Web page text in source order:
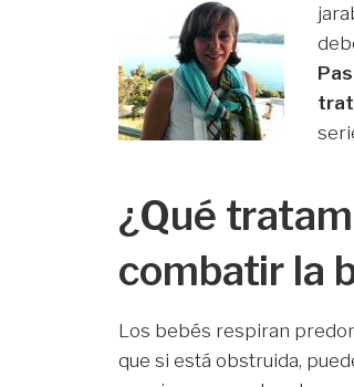
¿Qué
combatir la
Los bebés respiran
que si está obstruida,